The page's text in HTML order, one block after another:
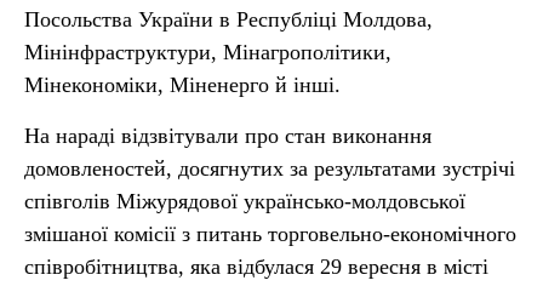
Посольства України в Республіці Молдова,
Мінінфраструктури, Мінагрополітики,
Мінекономіки, Міненерго й інші.
На нараді відзвітували про стан виконання
домовленостей, досягнутих за результатами зустрічі
співголів Міжурядової українсько-молдовської
змішаної комісії з питань торговельно-економічного
співробітництва, яка відбулася 29 вересня в місті